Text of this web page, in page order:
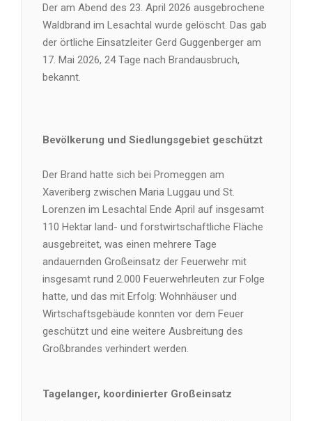
Der am Abend des 23. April 2026 ausgebrochene
Waldbrand im Lesachtal wurde gelöscht. Das gab
der örtliche Einsatzleiter Gerd Guggenberger am
17. Mai 2026, 24 Tage nach Brandausbruch,
bekannt.
Bevölkerung und Siedlungsgebiet geschützt
Der Brand hatte sich bei Promeggen am
Xaveriberg zwischen Maria Luggau und St.
Lorenzen im Lesachtal Ende April auf insgesamt
110 Hektar land- und forstwirtschaftliche Fläche
ausgebreitet, was einen mehrere Tage
andauernden Großeinsatz der Feuerwehr mit
insgesamt rund 2.000 Feuerwehrleuten zur Folge
hatte, und das mit Erfolg: Wohnhäuser und
Wirtschaftsgebäude konnten vor dem Feuer
geschützt und eine weitere Ausbreitung des
Großbrandes verhindert werden.
Tagelanger, koordinierter Großeinsatz